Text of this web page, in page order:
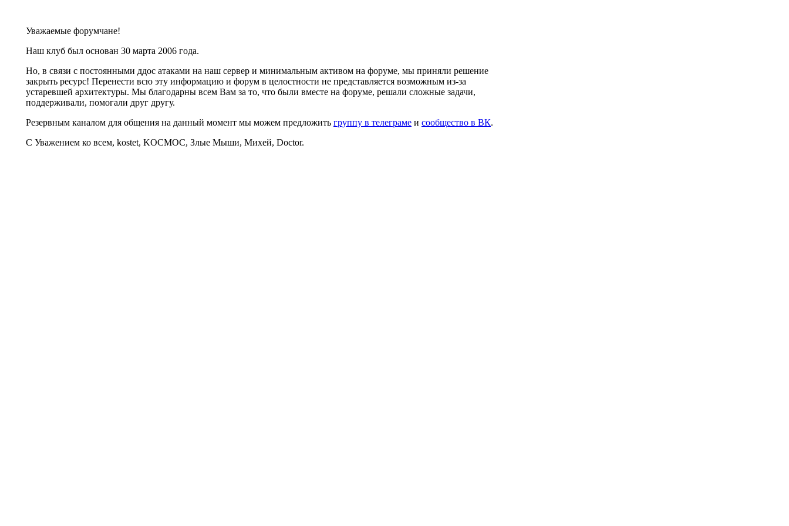
Уважаемые форумчане!
Наш клуб был основан 30 марта 2006 года.
Но, в связи с постоянными ддос атаками на наш сервер и минимальным активом на форуме, мы приняли решение
закрыть ресурс! Перенести всю эту информацию и форум в целостности не представляется возможным из-за
устаревшей архитектуры. Мы благодарны всем Вам за то, что были вместе на форуме, решали сложные задачи,
поддерживали, помогали друг другу.
Резервным каналом для общения на данный момент мы можем предложить группу в телеграме и сообщество в ВК.
С Уважением ко всем, kostet, KOCMOC, Злые Мыши, Михей, Doctor.